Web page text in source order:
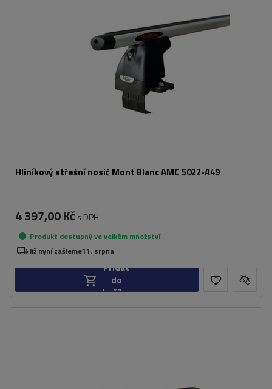
Hliníkový střešní nosič Mont Blanc AMC 5022-A49
4 397,00 Kč s DPH
Produkt dostupný ve velkém množství
Již nyní zašleme11. srpna
Přidat
do
košíku